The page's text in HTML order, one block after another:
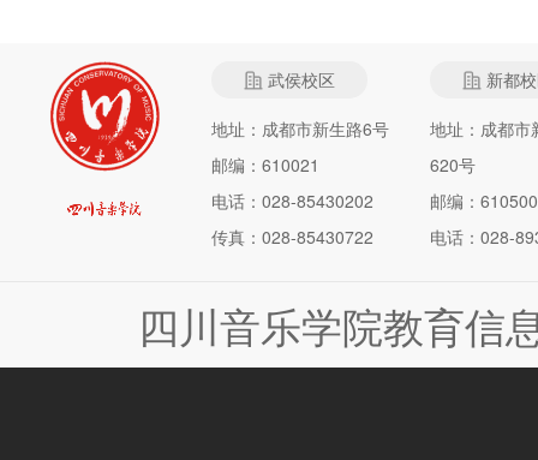
武侯校区
地址：成都市新生路6号
邮编：610021
电话：028-85430202
传真：028-85430722
新都
地址：成都市
620号
邮编：610500
电话：028-
四川音乐学院教育